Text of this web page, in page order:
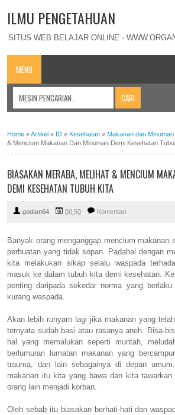
ILMU PENGETAHUAN
SITUS WEB BELAJAR ONLINE -
MENU
Home »Artikel » ID » Kesehatan » Makanan dan Minuman
& Mencium Makanan Dan Minuman Demi Kesehatan
BIASAKAN MERABA, MELIHAT & MENCIUM
DEMI KESEHATAN TUBUH KITA
godam64 00:50 Komentari
Banyak orang menganggap mencium makanan
perbuatan yang tidak sopan. Padahal dengan
kita melakukan sikap selalu waspada
masuk ke dalam tubuh kita demi kesehatan.
penting daripada sekedar norma yang
kurang waspada.
Akan lebih runyam lagi jika makanan yang
ternyata sudah basi atau rasanya aneh. Bisa-
hal yang memalukan seperti muntah,
berlumuran lumatan makanan yang
trauma, dan lain sebagainya di depan
makanan itu kita yang bawa dan kita
orang lain menjadi korban.
Oleh sebab itu biasakan berhati-hati dan